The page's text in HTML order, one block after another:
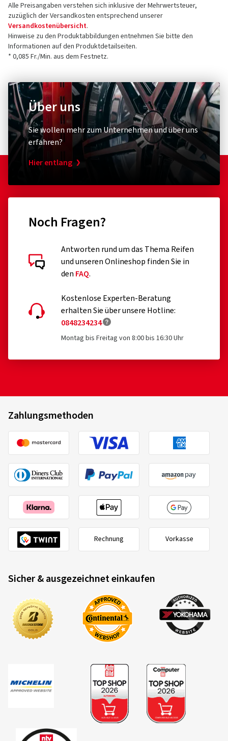
Alle Preisangaben verstehen sich inklusive der Mehrwertsteuer,
zuzüglich der Versandkosten entsprechend unserer
Versandkostenübersicht.
Hinweise zu den Produktabbildungen entnehmen Sie bitte den
Informationen auf den Produktdetailseiten.
* 0,085 Fr./Min. aus dem Festnetz.
Über uns
Sie wollen mehr zum Unternehmen und über uns
erfahren?
Hier entlang
Noch Fragen?
Antworten rund um das Thema Reifen
und unseren Onlineshop finden Sie in
den FAQ.
Kostenlose Experten-Beratung
erhalten Sie über unsere Hotline:
0848234234
Montag bis Freitag von 8:00 bis 16:30 Uhr
Zahlungsmethoden
Rechnung Vorkasse
Sicher & ausgezeichnet einkaufen